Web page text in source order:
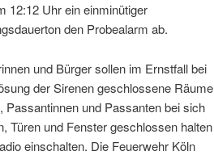
12:12 Uhr ein einminütiger
den Probealarm ab.
und Bürger sollen im Ernstfall bei
der Sirenen geschlossene Räume
Passantinnen und Passanten bei sich
Türen und Fenster geschlossen halten
einschalten. Die Feuerwehr Köln